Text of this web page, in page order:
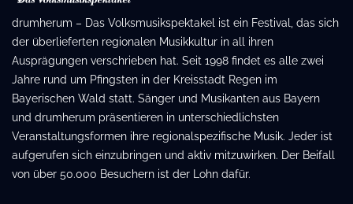
drumherum – Das Volksmusikspektakel ist ein Festival, das sich
der überlieferten regionalen Musikkultur in all ihren
Ausprägungen verschrieben hat. Seit 1998 findet es alle zwei
Jahre rund um Pfingsten in der Kreisstadt Regen im
Bayerischen Wald statt. Sänger und Musikanten aus Bayern
und drumherum präsentieren in unterschiedlichsten
Veranstaltungsformen ihre regionalspezifische Musik. Jeder ist
aufgerufen sich einzubringen und aktiv mitzuwirken. Der Beifall
von über 50.000 Besuchern ist der Lohn dafür.